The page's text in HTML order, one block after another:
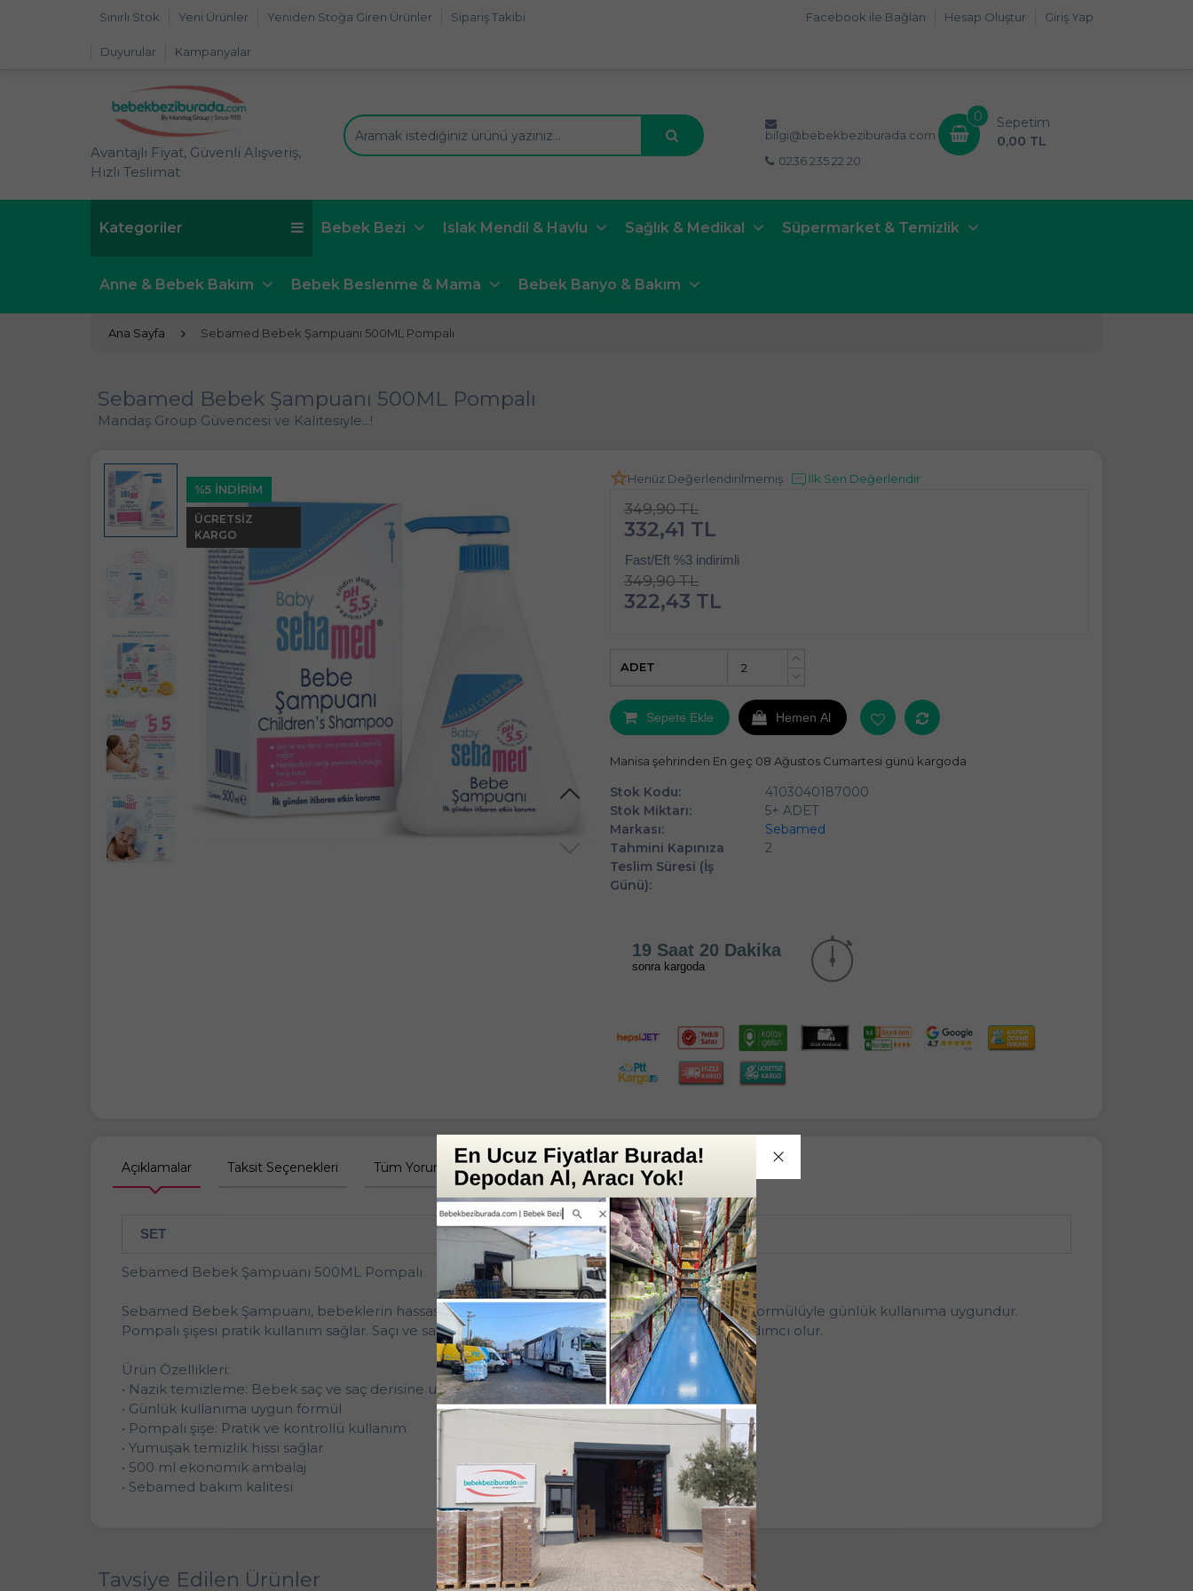
Sınırlı Stok Yeni Ürünler Yeniden Stoğa Giren Ürünler Sipariş Takibi
Duyurular Kampanyalar
Giriş Yap
Hesap Oluştur
Facebook ile Bağlan
Avantajlı Fiyat, Güvenli Alışveriş,
Hızlı Teslimat
bilgi@bebekbeziburada.com
0236 235 22 20
0
Sepetim
0,00 TL
Kategoriler Bebek Bezi Islak Mendil & Havlu Sağlık & Medikal Süpermarket & Temizlik
Anne & Bebek Bakım Bebek Beslenme & Mama Bebek Banyo & Bakım
Ana Sayfa Sebamed Bebek Şampuanı 500ML Pompalı
Sebamed Bebek Şampuanı 500ML Pompalı
Mandaş Group Güvencesi ve Kalitesiyle...!
%5 İNDİRİM
ÜCRETSIZ
KARGO
Henüz Değerlendirilmemiş İlk Sen Değerlendir
349,90 TL
332,41 TL
Fast/Eft %3 indirimli
349,90 TL
322,43 TL
+
ADET
Sepete Ekle Hemen Al
Manisa şehrinden En geç 08 Ağustos Cumartesi günü kargoda
Stok Kodu:
4103040187000
Stok Miktarı:
5+ ADET
Markası:
Sebamed
Tahmini Kapınıza
Teslim Süresi (İş
Günü):
2
19 Saat 20 Dakika
sonra kargoda
Açıklamalar Taksit Seçenekleri Tüm Yorumlar Tüm Sorular Anket
SET Tekli
Sebamed Bebek Şampuanı 500ML Pompalı
Sebamed Bebek Şampuanı, bebeklerin hassas saç ve saç derisi için nazik temizlik sunan özel formülüyle günlük kullanıma uygundur.
Pompalı şişesi pratik kullanım sağlar. Saçı ve saç derisini yumuşak bir şekilde temizlemeye yardımcı olur.
Ürün Özellikleri:
• Nazik temizleme: Bebek saç ve saç derisine uygun
• Günlük kullanıma uygun formül
• Pompalı şişe: Pratik ve kontrollü kullanım
• Yumuşak temizlik hissi sağlar
• 500 ml ekonomik ambalaj
• Sebamed bakım kalitesi
Tavsiye Edilen Ürünler